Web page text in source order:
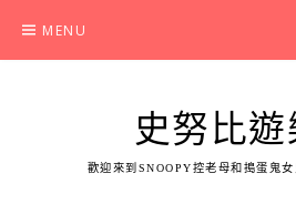
content
MENU
史努比遊
歡迎來到SNOOPY控老母和搗蛋鬼